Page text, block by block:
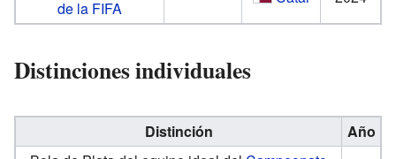
de la FIFA
Distinciones individuales
Distinción
Año